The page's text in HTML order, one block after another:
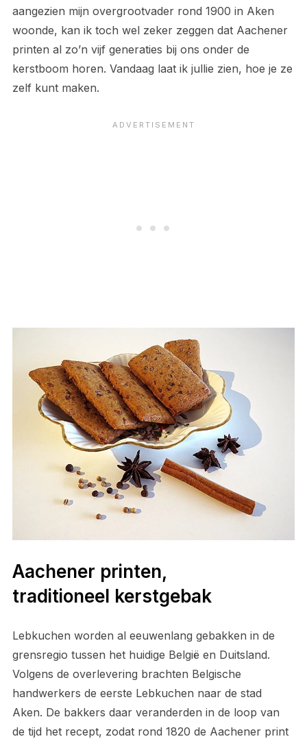
aangezien mijn overgrootvader rond 1900 in Aken
woonde, kan ik toch wel zeker zeggen dat Aachener
printen al zo’n vijf generaties bij ons onder de
kerstboom horen. Vandaag laat ik jullie zien, hoe je ze
zelf kunt maken.
Aachener printen,
traditioneel kerstgebak
Lebkuchen worden al eeuwenlang gebakken in de
grensregio tussen het huidige België en Duitsland.
Volgens de overlevering brachten Belgische
handwerkers de eerste Lebkuchen naar de stad
Aken. De bakkers daar veranderden in de loop van
de tijd het recept, zodat rond 1820 de Aachener print